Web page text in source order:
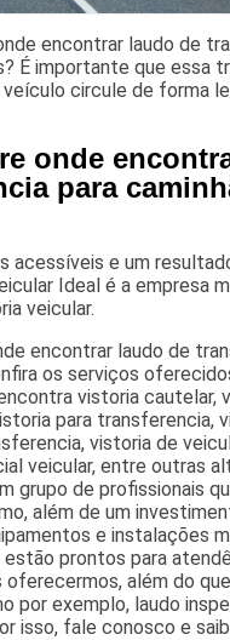
encontrar laudo de
É importante que essa
circule de forma
onde
para
acessíveis e um
Ideal é a empresa
veicular.
encontrar laudo de
os serviços
vistoria cautelar,
para transferencia,
vistoria de
veicular, entre outras
grupo de profissionais
além de um
e instalações
estão prontos para
oferecermos, além do
por exemplo, laudo
isso, fale conosco e